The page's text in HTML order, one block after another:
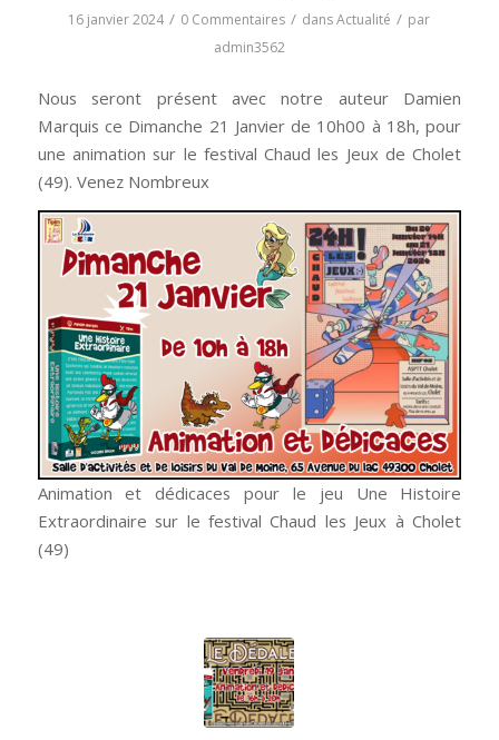
16 janvier 2024 / 0 Commentaires / dansActualité / par
admin3562
Nous seront présent avec notre auteur Damien
Marquis ce Dimanche 21 Janvier de 10h00 à 18h, pour
une animation sur le festival Chaud les Jeux de Cholet
(49). Venez Nombreux
Animation et dédicaces pour le jeu Une Histoire
Extraordinaire sur le festival Chaud les Jeux à Cholet
(49)